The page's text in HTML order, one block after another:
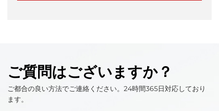
ご質問はございますか？
ご都合の良い方法でご連絡ください。24時間365日対応しており
ます。